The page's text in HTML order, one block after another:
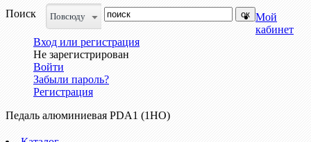
Поиск
Повсюду
Мой
кабинет
Вход или регистрация
Не зарегистрирован
Войти
Забыли пароль?
Регистрация
Педаль алюминиевая PDA1 (1НО)